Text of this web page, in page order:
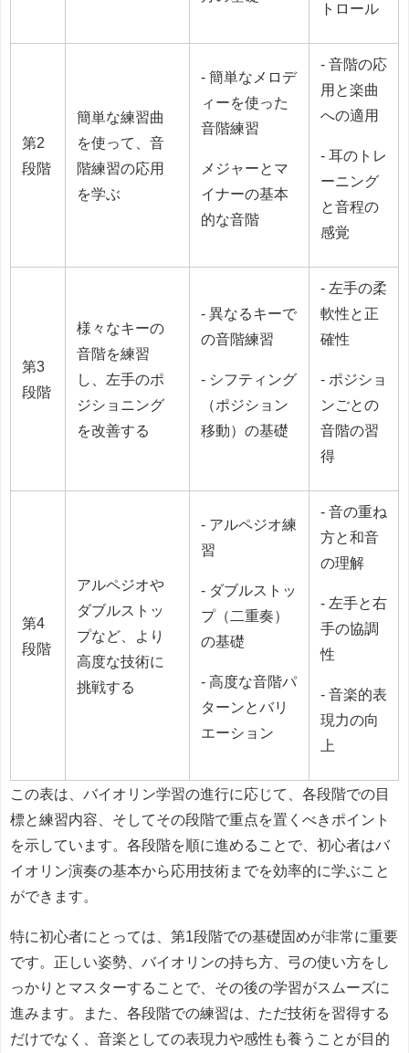
トロール
第2
段階
簡単な練習曲
を使って、音
階練習の応用
を学ぶ
- 簡単なメロデ
ィーを使った
音階練習
メジャーとマ
イナーの基本
的な音階
- 音階の応
用と楽曲
への適用
- 耳のトレ
ーニング
と音程の
感覚
第3
段階
様々なキーの
音階を練習
し、左手のポ
ジショニング
を改善する
- 異なるキーで
の音階練習
- シフティング
（ポジション
移動）の基礎
- 左手の柔
軟性と正
確性
- ポジショ
ンごとの
音階の習
得
第4
段階
アルペジオや
ダブルストッ
プなど、より
高度な技術に
挑戦する
- アルペジオ練
習
- ダブルストッ
プ（二重奏）
の基礎
- 高度な音階パ
ターンとバリ
エーション
- 音の重ね
方と和音
の理解
- 左手と右
手の協調
性
- 音楽的表
現力の向
上
この表は、バイオリン学習の進行に応じて、各段階での目
標と練習内容、そしてその段階で重点を置くべきポイント
を示しています。各段階を順に進めることで、初心者はバ
イオリン演奏の基本から応用技術までを効率的に学ぶこと
ができます。
特に初心者にとっては、第1段階での基礎固めが非常に重要
です。正しい姿勢、バイオリンの持ち方、弓の使い方をし
っかりとマスターすることで、その後の学習がスムーズに
進みます。また、各段階での練習は、ただ技術を習得する
だけでなく、音楽としての表現力や感性も養うことが目的